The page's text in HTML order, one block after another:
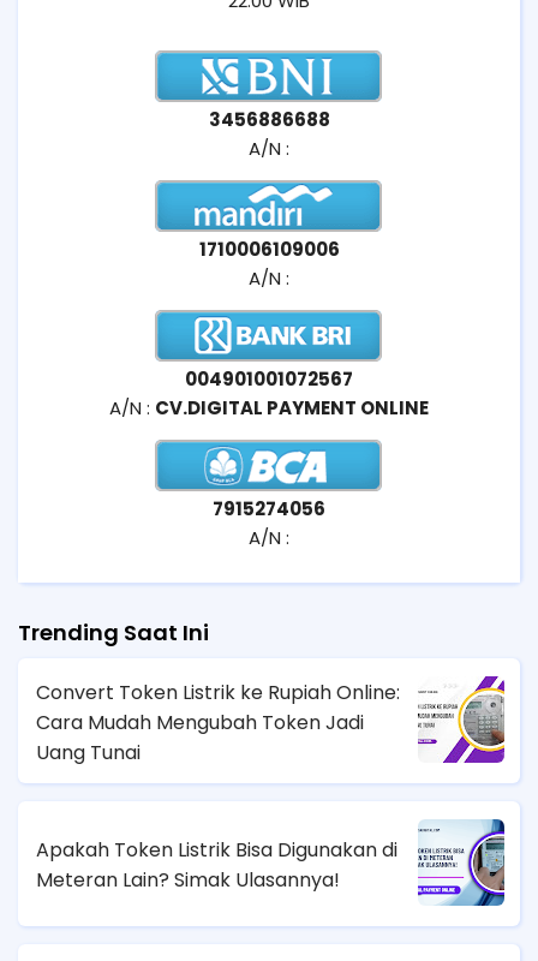
3456886688
A/N :
1710006109006
A/N :
004901001072567
A/N : CV.DIGITAL PAYMENT ONLINE
7915274056
A/N :
Trending Saat Ini
Convert Token Listrik ke Rupiah Online:
Cara Mudah Mengubah Token Jadi
Uang Tunai
Apakah Token Listrik Bisa Digunakan di
Meteran Lain? Simak Ulasannya!